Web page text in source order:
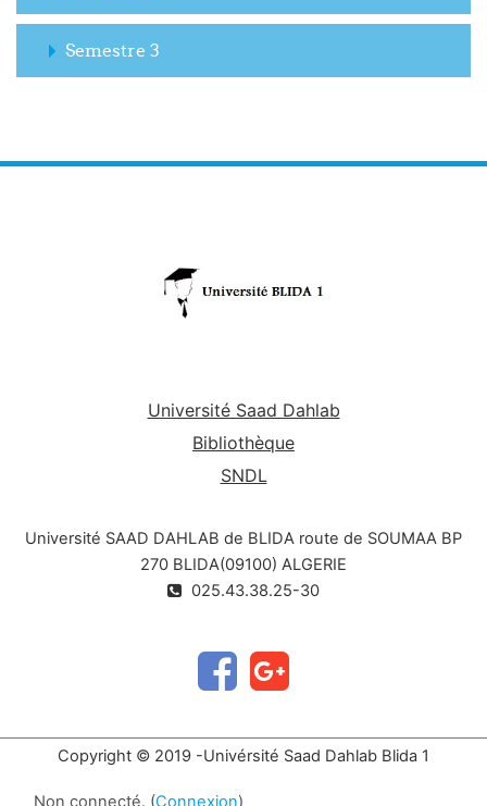
Semestre 3
Université Saad Dahlab
Bibliothèque
SNDL
Université SAAD DAHLAB de BLIDA route de SOUMAA BP
270 BLIDA(09100) ALGERIE
025.43.38.25-30
Copyright © 2019 -Univérsité Saad Dahlab Blida 1
Non connecté. (Connexion)